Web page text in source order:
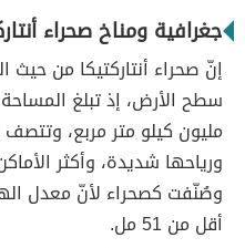
جغرافية ومناخ صحراء
إنّ صحراء أنتاركتيكا من حيث
مليون كيلو متر مربع، وتتصف
ورياحها شديدة، وأكثر
وصُنّفت كصحراء لأنّ معدل
أقل من 51 مل.